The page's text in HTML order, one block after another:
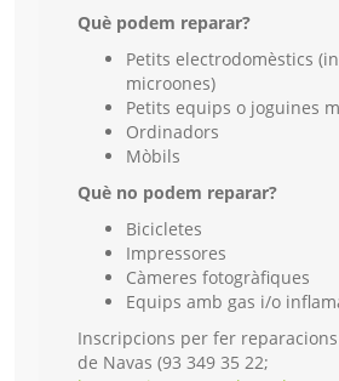
Què podem reparar?
Petits electrodomèstics
microones)
Petits equips o joguines
Ordinadors
Mòbils
Què no podem reparar?
Bicicletes
Impressores
Càmeres fotogràfiques
Equips amb gas i/o
Inscripcions per fer
de Navas (93 349 35 22;